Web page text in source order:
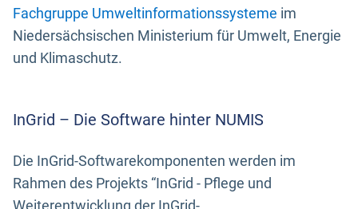
Fachgruppe Umweltinformationssysteme im
Niedersächsischen Ministerium für Umwelt, Energie
und Klimaschutz.
InGrid – Die Software hinter NUMIS
Die InGrid-Softwarekomponenten werden im
Rahmen des Projekts “InGrid - Pflege und
Weiterentwicklung der InGrid-